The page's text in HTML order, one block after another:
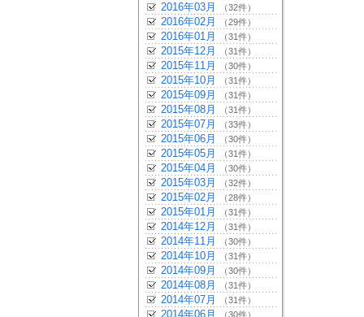
2016年03月 （32件）
2016年02月 （29件）
2016年01月 （31件）
2015年12月 （31件）
2015年11月 （30件）
2015年10月 （31件）
2015年09月 （31件）
2015年08月 （31件）
2015年07月 （33件）
2015年06月 （30件）
2015年05月 （31件）
2015年04月 （30件）
2015年03月 （32件）
2015年02月 （28件）
2015年01月 （31件）
2014年12月 （31件）
2014年11月 （30件）
2014年10月 （31件）
2014年09月 （30件）
2014年08月 （31件）
2014年07月 （31件）
2014年06月 （30件）